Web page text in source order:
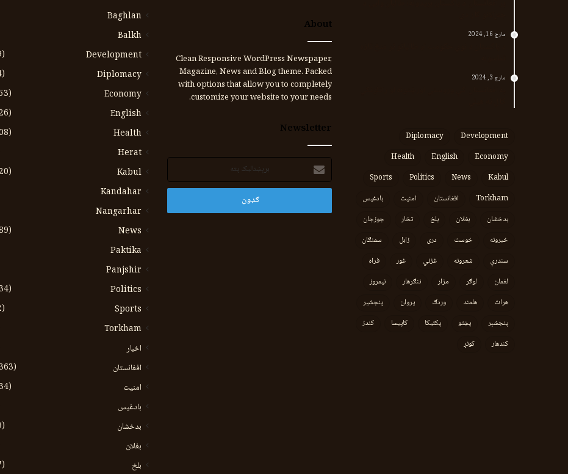
مارچ 16, 2024
مارچ 3, 2024
Development
Diplomacy
Economy
English
Health
Kabul
News
Politics
Sports
Torkham
افغانستان امنیت
بادغیس
بدخشان
بغلان بلخ تخار
جوزجان
خبرونه
خوست دری زابل
سمنګان
سندرې
شعرونه غزني غور
فراه
لغمان
لوګر مزار ننګرهار
نیمروز
هرات
هلمند وردګ پروان
پنجشیر
پنجشېر
پښتو پکتیکا کاپیسا
کندز
کندهار
کونړ
About
Clean Responsive WordPress Newspaper,
Magazine, News and Blog theme. Packed
with options that allow you to completely
customize your website to your needs.
Newsletter
برېښنالیک
پته
Baghlan
Balkh
Development
(509)
Diplomacy
(894)
Economy
(1،153)
English
(3،726)
Health
(1،208)
Herat
Kabul
(5،020)
Kandahar
Nangarhar
News
(1،389)
Paktika
Panjshir
Politics
(1،234)
Sports
(442)
Torkham
اخبار
افغانستان
(11،363)
امنیت
(4،534)
بادغیس
بدخشان
(319)
بغلان
بلخ
(287)